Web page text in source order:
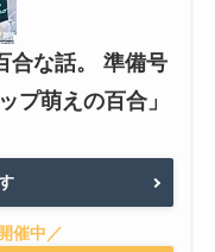
合な話。 準備号
プ萌えの百合」